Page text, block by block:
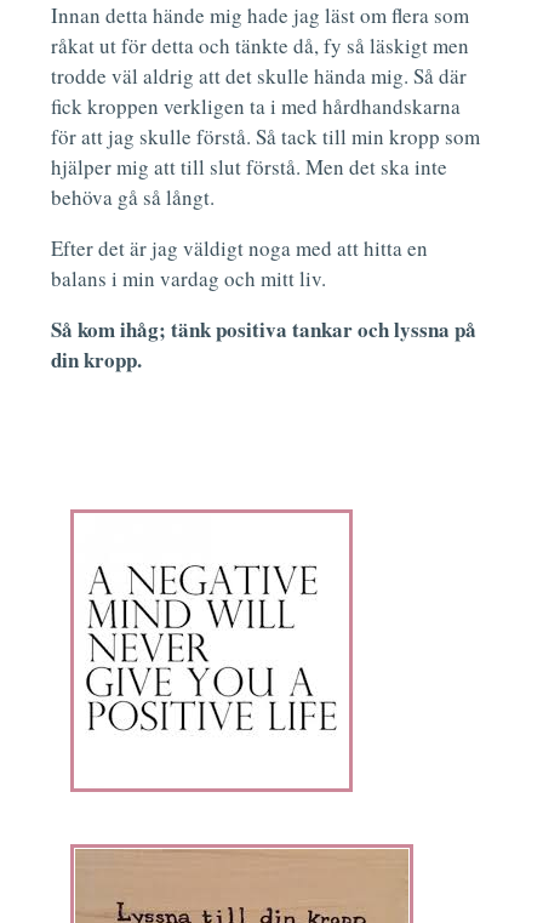
Innan detta hände mig hade jag läst om flera som
råkat ut för detta och tänkte då, fy så läskigt men
trodde väl aldrig att det skulle hända mig. Så där
fick kroppen verkligen ta i med hårdhandskarna
för att jag skulle förstå. Så tack till min kropp som
hjälper mig att till slut förstå. Men det ska inte
behöva gå så långt.
Efter det är jag väldigt noga med att hitta en
balans i min vardag och mitt liv.
Så kom ihåg; tänk positiva tankar och lyssna på
din kropp.